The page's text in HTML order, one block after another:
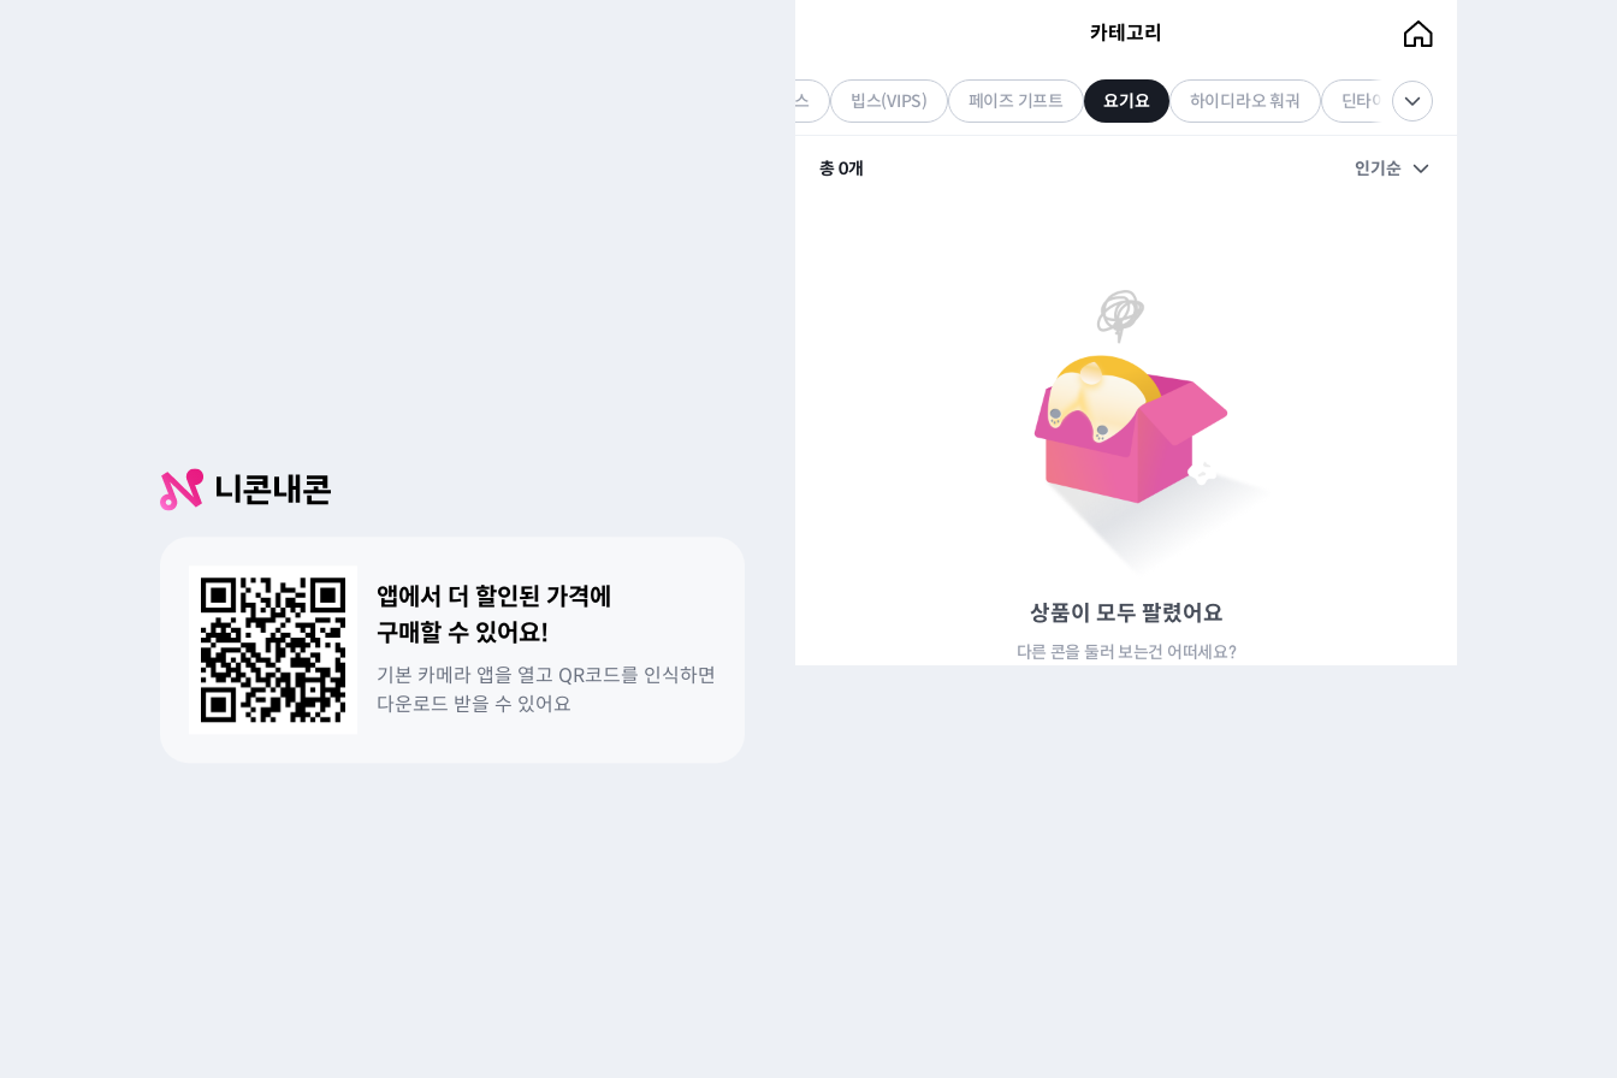
앱에서 더 할인된 가격에
구매할 수 있어요!
기본 카메라 앱을 열고 QR코드를 인식하면
다운로드 받을 수 있어요
카테고리
요기요기프티콘
아웃백 스테이크하우스 빕스(VIPS) 페이즈 기프트 요기요 하이디라오 훠궈 딘타이펑
총0개 인기순
상품이 모두 팔렸어요
다른 콘을 둘러 보는건 어떠세요?